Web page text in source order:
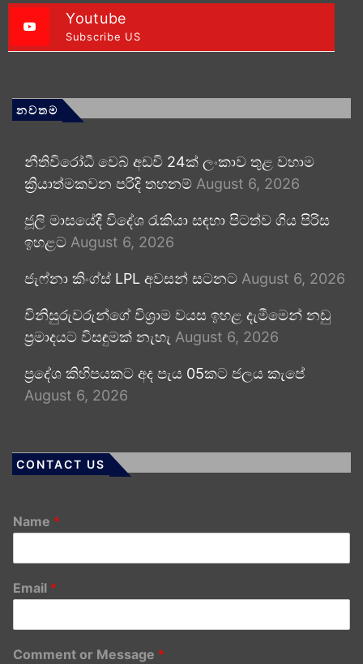
Youtube
Subscribe US
නවතම
නීතිවිරෝධී වෙබ් අඩවි 24ක් ලංකාව තුළ වහාම
ක්‍රියාත්මකවන පරිදි තහනම් August 6, 2026
ජූලි මාසයේදී විදේශ රැකියා සඳහා පිටත්ව ගිය පිරිස
ඉහළට August 6, 2026
ජැෆ්නා කිංග්ස් LPL අවසන් සටනට August 6, 2026
විනිසුරුවරුන්ගේ විශ්‍රාම වයස ඉහළ දැමීමෙන් නඩු
ප්‍රමාදයට විසඳුමක් නැහැ August 6, 2026
ප්‍රදේශ කිහිපයකට අද පැය 05කට ජලය කැපේ
August 6, 2026
CONTACT US
Name *
Email *
Comment or Message *